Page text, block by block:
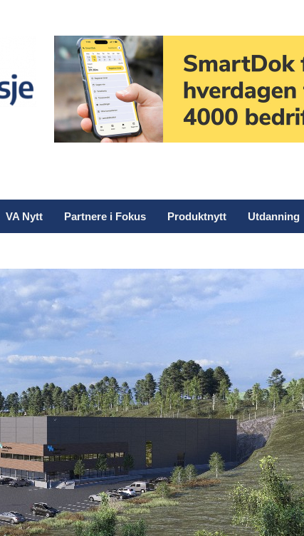
VA Nytt Partnere i Fokus Produktnytt Utdanning